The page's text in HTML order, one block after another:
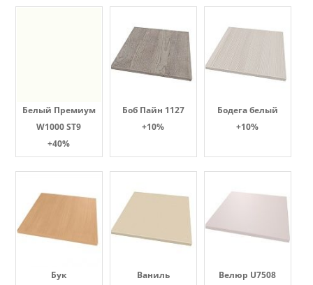
Белый Премиум
W1000 ST9
+40%
Боб Пайн 1127
+10%
Бодега белый
+10%
Бук
Ваниль
Велюр U7508